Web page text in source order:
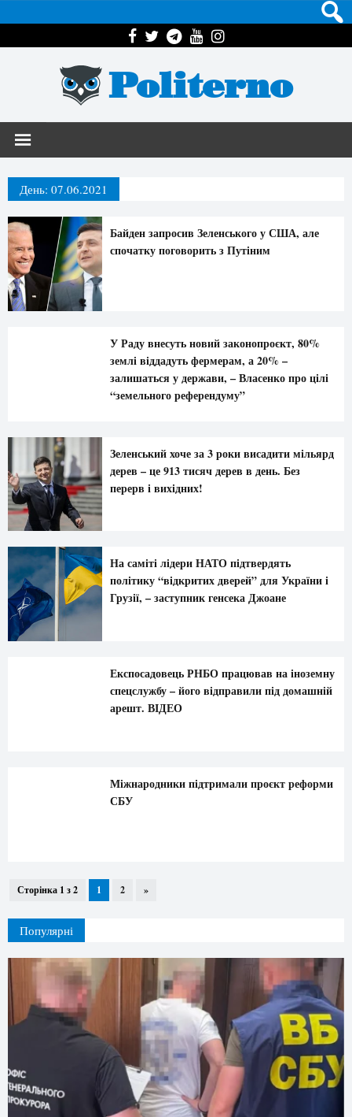
Politerno
День: 07.06.2021
Байден запросив Зеленського у США, але
спочатку поговорить з Путіним
У Раду внесуть новий законопроєкт, 80%
землі віддадуть фермерам, а 20% –
залишаться у держави, – Власенко про цілі
“земельного референдуму”
Зеленський хоче за 3 роки висадити мільярд
дерев – це 913 тисяч дерев в день. Без
перерв і вихідних!
На саміті лідери НАТО підтвердять
політику “відкритих дверей” для України і
Грузії, – заступник генсека Джоане
Експосадовець РНБО працював на іноземну
спецслужбу – його відправили під домашній
арешт. ВІДЕО
Міжнародники підтримали проєкт реформи
СБУ
Сторінка 1 з 2 1 2 »
Популярні